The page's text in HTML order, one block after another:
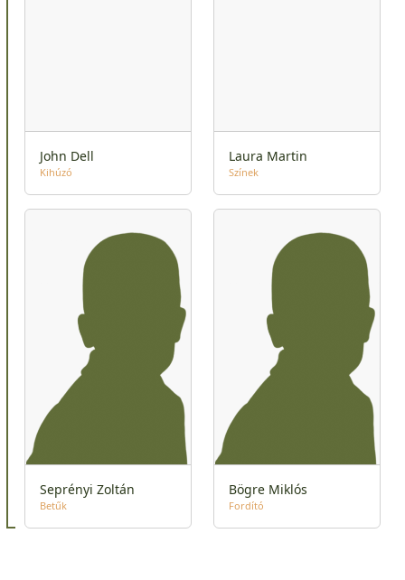
John Dell
Kihúzó
Laura Martin
Színek
Seprényi Zoltán
Betűk
Bögre Miklós
Fordító